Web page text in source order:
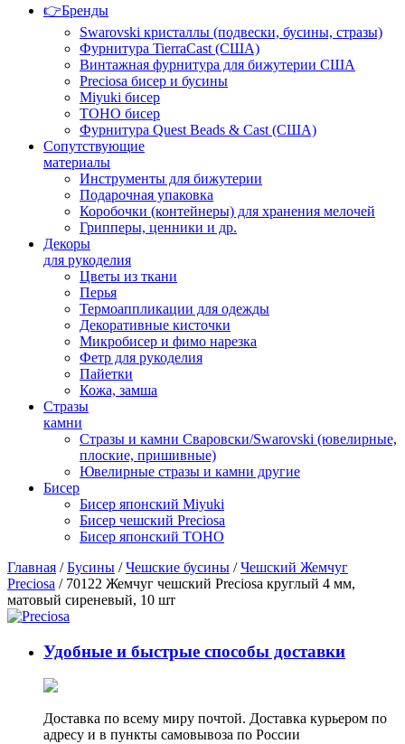
👉Бренды
Swarovski кристаллы (подвески, бусины, стразы)
Фурнитура TierraCast (США)
Винтажная фурнитура для бижутерии США
Preciosa бисер и бусины
Miyuki бисер
TOHO бисер
Фурнитура Quest Beads & Cast (США)
Сопутствующие
материалы
Инструменты для бижутерии
Подарочная упаковка
Коробочки (контейнеры) для хранения мелочей
Грипперы, ценники и др.
Декоры
для рукоделия
Цветы из ткани
Перья
Термоаппликации для одежды
Декоративные кисточки
Микробисер и фимо нарезка
Фетр для рукоделия
Пайетки
Кожа, замша
Стразы
камни
Стразы и камни Сваровски/Swarovski (ювелирные,
плоские, пришивные)
Ювелирные стразы и камни другие
Бисер
Бисер японский Miyuki
Бисер чешский Preciosa
Бисер японский TOHO
Главная /Бусины /Чешские бусины /Чешский Жемчуг
Preciosa / 70122 Жемчуг чешский Preciosa круглый 4 мм,
матовый сиреневый, 10 шт
Удобные и быстрые способы доставки
Доставка по всему миру почтой. Доставка курьером по
адресу и в пункты самовывоза по России